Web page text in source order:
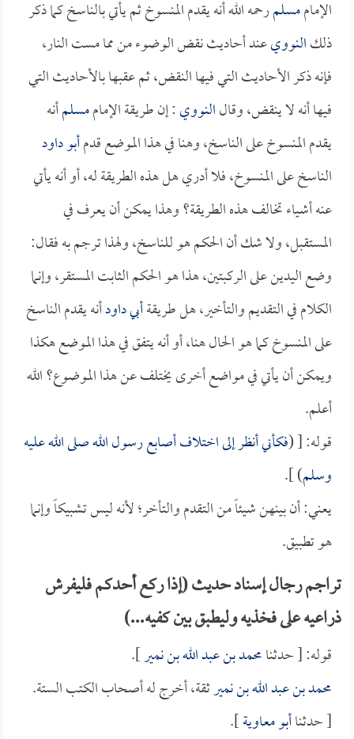
الإماممسلمرحمه الله أنه يقدم المنسوخ ثم يأتي بالناسخ كما ذكر
ذلكالنوويعند أحاديث نقض الوضوء من مما مست النار،
فإنه ذكر الأحاديث التي فيها النقض، ثم عقبها بالأحاديث التي
فيها أنه لا ينقض، وقالالنووي: إن طريقة الإماممسلمأنه
يقدم المنسوخ على الناسخ، وهنا في هذا الموضع قدمأبو داود
الناسخ على المنسوخ، فلا أدري هل هذه الطريقة له، أو أنه يأتي
عنه أشياء تخالف هذه الطريقة؟ وهذا يمكن أن يعرف في
المستقبل، ولا شك أن الحكم هو للناسخ، ولهذا ترجم به فقال:
وضع اليدين على الركبتين، هذا هو الحكم الثابت المستقر، وإنما
الكلام في التقديم والتأخير، هل طريقةأبي داودأنه يقدم الناسخ
على المنسوخ كما هو الحال هنا، أو أنه يتفق في هذا الموضع هكذا
ويمكن أن يأتي في مواضع أخرى يختلف عن هذا الموضوع؟ الله
أعلم.
قوله: [ (فكأني أنظر إلى اختلاف أصابع رسول الله صلى الله عليه
وسلم) ].
يعني: أن بينهن شيئاً من التقدم والتأخر؛ لأنه ليس تشبيكاً وإنما
هو تطبيق.
تراجم رجال إسناد حديث (إذا ركع أحدكم فليفرش
ذراعيه على فخذيه وليطبق بين كفيه...)
قوله: [ حدثنامحمد بن عبد الله بن نمير].
محمد بن عبد الله بن نميرثقة، أخرج له أصحاب الكتب الستة.
[ حدثناأبو معاوية].